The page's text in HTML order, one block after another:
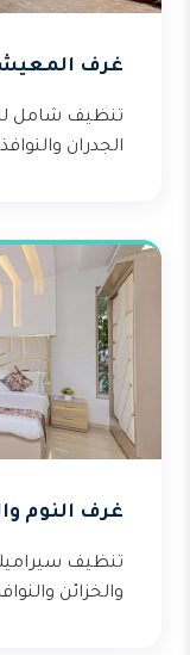
غرف
تنظيف شامل
الجدران
غرف النوم
تنظيف سيراميك
والخزائن